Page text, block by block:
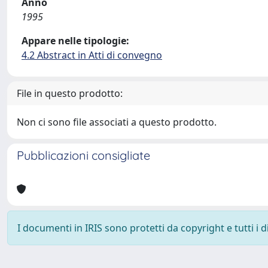
1995
Appare nelle tipologie:
4.2 Abstract in Atti di convegno
File in questo prodotto:
Non ci sono file associati a questo prodotto.
Pubblicazioni consigliate
I documenti in IRIS sono protetti da copyright e tutti i